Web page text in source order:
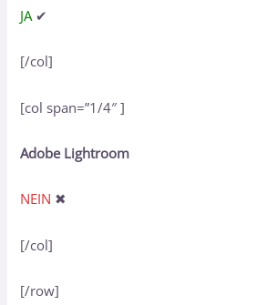
JA ✔
[/col]
[col span=”1/4″ ]
Adobe Lightroom
NEIN ✖
[/col]
[/row]